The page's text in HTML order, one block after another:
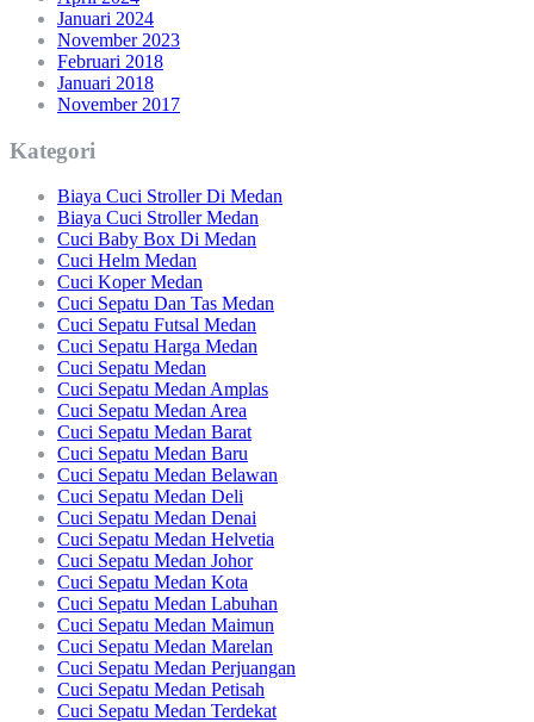
Januari 2024
November 2023
Februari 2018
Januari 2018
November 2017
Kategori
Biaya Cuci Stroller Di Medan
Biaya Cuci Stroller Medan
Cuci Baby Box Di Medan
Cuci Helm Medan
Cuci Koper Medan
Cuci Sepatu Dan Tas Medan
Cuci Sepatu Futsal Medan
Cuci Sepatu Harga Medan
Cuci Sepatu Medan
Cuci Sepatu Medan Amplas
Cuci Sepatu Medan Area
Cuci Sepatu Medan Barat
Cuci Sepatu Medan Baru
Cuci Sepatu Medan Belawan
Cuci Sepatu Medan Deli
Cuci Sepatu Medan Denai
Cuci Sepatu Medan Helvetia
Cuci Sepatu Medan Johor
Cuci Sepatu Medan Kota
Cuci Sepatu Medan Labuhan
Cuci Sepatu Medan Maimun
Cuci Sepatu Medan Marelan
Cuci Sepatu Medan Perjuangan
Cuci Sepatu Medan Petisah
Cuci Sepatu Medan Terdekat